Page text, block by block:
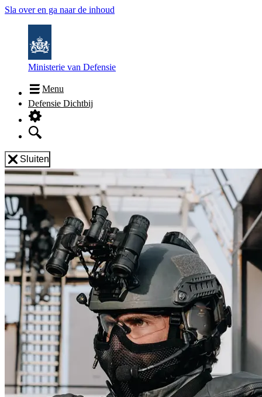
Sla over en ga naar de inhoud
Ministerie van Defensie
Menu
Defensie Dichtbij
Sluiten